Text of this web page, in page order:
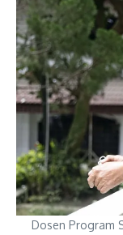
Dosen Program